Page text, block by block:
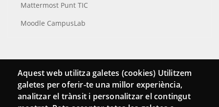
Mattermost Punt TIC
Moodle CampusLab
Connecta
Bustia de contacte
Aquest web utilitza galetes (cookies) Utilitzem
galetes per oferir-te una millor experiència,
analitzar el trànsit i personalitzar el contingut